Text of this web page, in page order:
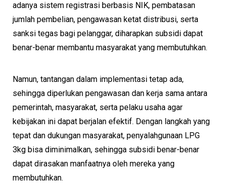
adanya sistem registrasi berbasis NIK, pembatasan
jumlah pembelian, pengawasan ketat distribusi, serta
sanksi tegas bagi pelanggar, diharapkan subsidi dapat
benar-benar membantu masyarakat yang membutuhkan.
Namun, tantangan dalam implementasi tetap ada,
sehingga diperlukan pengawasan dan kerja sama antara
pemerintah, masyarakat, serta pelaku usaha agar
kebijakan ini dapat berjalan efektif. Dengan langkah yang
tepat dan dukungan masyarakat, penyalahgunaan LPG
3kg bisa diminimalkan, sehingga subsidi benar-benar
dapat dirasakan manfaatnya oleh mereka yang
membutuhkan.